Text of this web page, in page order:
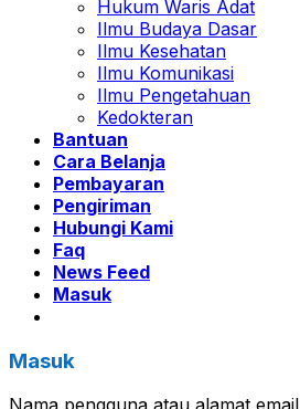
Hukum Waris Adat
Ilmu Budaya Dasar
Ilmu Kesehatan
Ilmu Komunikasi
Ilmu Pengetahuan
Kedokteran
Bantuan
Cara Belanja
Pembayaran
Pengiriman
Hubungi Kami
Faq
News Feed
Masuk
Masuk